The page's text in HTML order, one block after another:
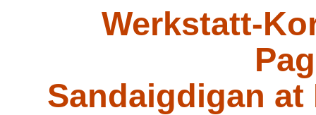
Werkstatt-
Sandaigdigan